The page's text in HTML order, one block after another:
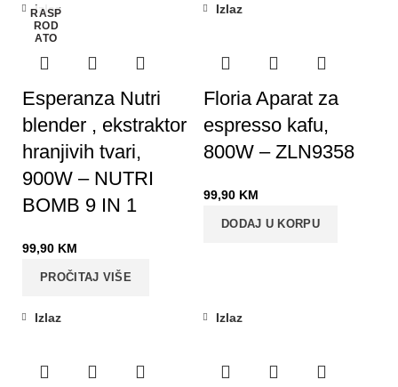
RASP
ROD
ATO
Izlaz
Esperanza Nutri
blender , ekstraktor
hranjivih tvari,
900W – NUTRI
BOMB 9 IN 1
99,90 KM
PROČITAJ VIŠE
Izlaz
Floria Aparat za
espresso kafu,
800W – ZLN9358
99,90 KM
DODAJ U KORPU
Izlaz Izlaz